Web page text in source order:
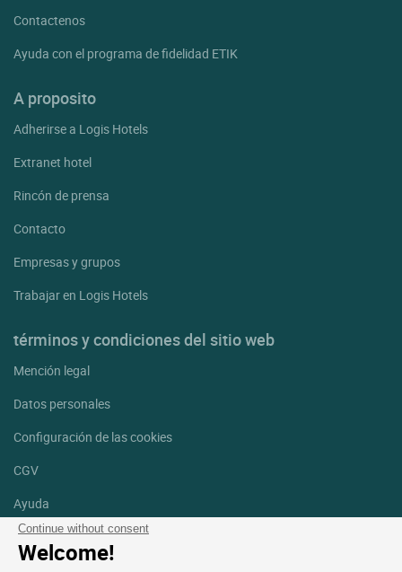
Continue without consent
Welcome!
Contactenos
Ayuda con el programa de fidelidad ETIK
A proposito
Adherirse a Logis Hotels
Extranet hotel
Rincón de prensa
Contacto
Empresas y grupos
Trabajar en Logis Hotels
términos y condiciones del sitio web
Mención legal
Datos personales
Configuración de las cookies
CGV
Ayuda
Mapa del sitio